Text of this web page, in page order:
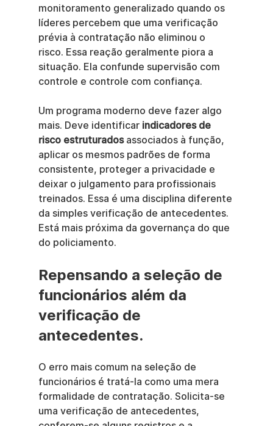
monitoramento generalizado quando os
líderes percebem que uma verificação
prévia à contratação não eliminou o
risco. Essa reação geralmente piora a
situação. Ela confunde supervisão com
controle e controle com confiança.
Um programa moderno deve fazer algo
mais. Deve identificar indicadores de
risco estruturados associados à função,
aplicar os mesmos padrões de forma
consistente, proteger a privacidade e
deixar o julgamento para profissionais
treinados. Essa é uma disciplina diferente
da simples verificação de antecedentes.
Está mais próxima da governança do que
do policiamento.
Repensando a seleção de
funcionários além da
verificação de
antecedentes.
O erro mais comum na seleção de
funcionários é tratá-la como uma mera
formalidade de contratação. Solicita-se
uma verificação de antecedentes,